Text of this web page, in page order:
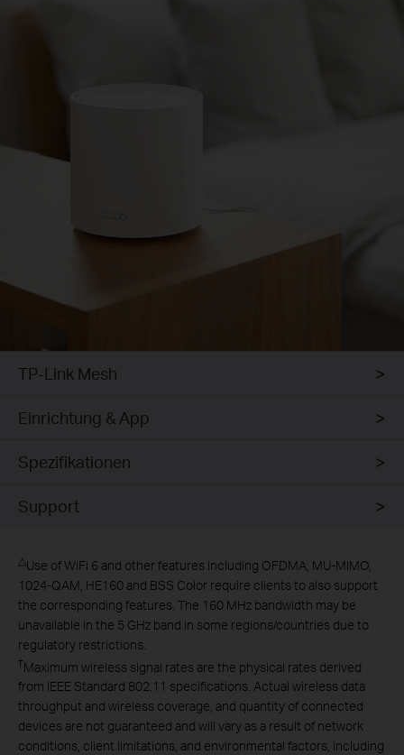
TP-Link Mesh
Einrichtung & App
Spezifikationen
Support
△Use of WiFi 6 and other features including OFDMA, MU-MIMO,
1024-QAM, HE160 and BSS Color require clients to also support
the corresponding features. The 160 MHz bandwidth may be
unavailable in the 5 GHz band in some regions/countries due to
regulatory restrictions.
†Maximum wireless signal rates are the physical rates derived
from IEEE Standard 802.11 specifications. Actual wireless data
throughput and wireless coverage, and quantity of connected
devices are not guaranteed and will vary as a result of network
conditions, client limitations, and environmental factors, including